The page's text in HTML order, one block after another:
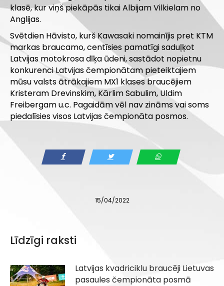
klasē, kur viņš piekāpās tikai Albijam Vilkielam no
Anglijas.
Svētdien Hāvisto, kurš Kawasaki nomainījis pret KTM
markas braucamo, centīsies pamatīgi saduļķot
Latvijas motokrosa dīķa ūdeni, sastādot nopietnu
konkurenci Latvijas čempionātam pieteiktajiem
mūsu valsts ātrākajiem MX1 klases braucējiem
Kristeram Drevinskim, Kārlim Sabulim, Uldim
Freibergam u.c. Pagaidām vēl nav zināms vai soms
piedalīsies visos Latvijas čempionāta posmos.
15/04/2022
Līdzīgi raksti
Latvijas kvadriciklu braucēji Lietuvas
pasaules čempionāta posmā